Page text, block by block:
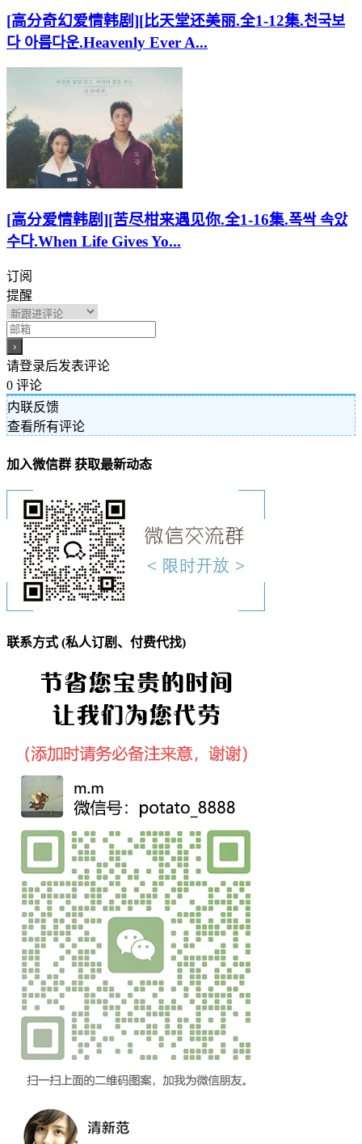
[高分奇幻爱情韩剧][比天堂还美丽.全1-12集.천국보
다 아름다운.Heavenly Ever A...
[高分爱情韩剧][苦尽柑来遇见你.全1-16集.폭싹 속았
수다.When Life Gives Yo...
订阅
提醒
请登录后发表评论
0 评论
内联反馈
查看所有评论
加入微信群 获取最新动态
联系方式 (私人订剧、付费代找)